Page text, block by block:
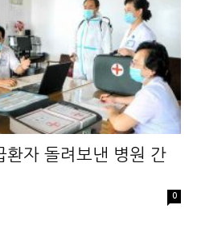
환자 돌려보낸 병원 간
0